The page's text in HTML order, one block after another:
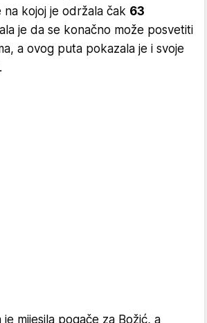
na kojoj je održala čak 63
je da se konačno može posvetiti
a ovog puta pokazala je i svoje
je mijesila pogače za Božić, a